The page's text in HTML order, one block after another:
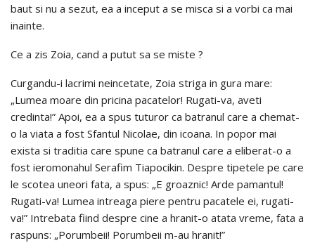
baut si nu a sezut, ea a inceput a se misca si a vorbi ca mai
inainte.
Ce a zis Zoia, cand a putut sa se miste ?
Curgandu-i lacrimi neincetate, Zoia striga in gura mare:
„Lumea moare din pricina pacatelor! Rugati-va, aveti
credinta!” Apoi, ea a spus tuturor ca batranul care a chemat-
o la viata a fost Sfantul Nicolae, din icoana. In popor mai
exista si traditia care spune ca batranul care a eliberat-o a
fost ieromonahul Serafim Tiapocikin. Despre tipetele pe care
le scotea uneori fata, a spus: „E groaznic! Arde pamantul!
Rugati-va! Lumea intreaga piere pentru pacatele ei, rugati-
va!” Intrebata fiind despre cine a hranit-o atata vreme, fata a
raspuns: „Porumbeii! Porumbeii m-au hranit!”